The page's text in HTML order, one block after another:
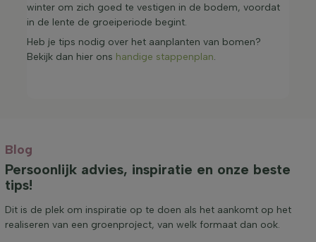
winter om zich goed te vestigen in de bodem, voordat
in de lente de groeiperiode begint.
Heb je tips nodig over het aanplanten van bomen?
Bekijk dan hier ons handige stappenplan.
Blog
Persoonlijk advies, inspiratie en onze beste
tips!
Dit is de plek om inspiratie op te doen als het aankomt op het
realiseren van een groenproject, van welk formaat dan ook.